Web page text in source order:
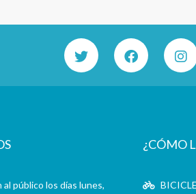
público los días lunes,
¿CÓMO